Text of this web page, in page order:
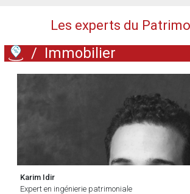
Les experts du
/ Immobilier
Karim Idir
Expert en ingénierie patrimoniale